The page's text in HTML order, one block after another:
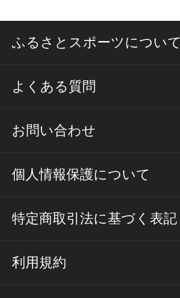
ふるさとスポーツについて
よくある質問
お問い合わせ
個人情報保護について
特定商取引法に基づく表記
利用規約